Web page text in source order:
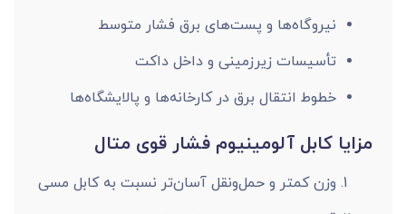
نیروگاه‌ها و پست‌های برق فشار متوسط
تأسیسات زیرزمینی و داخل داکت
خطوط انتقال برق در کارخانه‌ها و پالایشگاه‌ها
مزایا کابل آلومینیوم فشار قوی متال
وزن کمتر و حمل‌ونقل آسان‌تر نسبت به کابل مسی